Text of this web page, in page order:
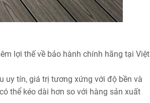
lợi thế về bảo hành chính hãng tại Việt
uy tín, giá trị tương xứng với độ bền và
thể kéo dài hơn so với hàng sản xuất